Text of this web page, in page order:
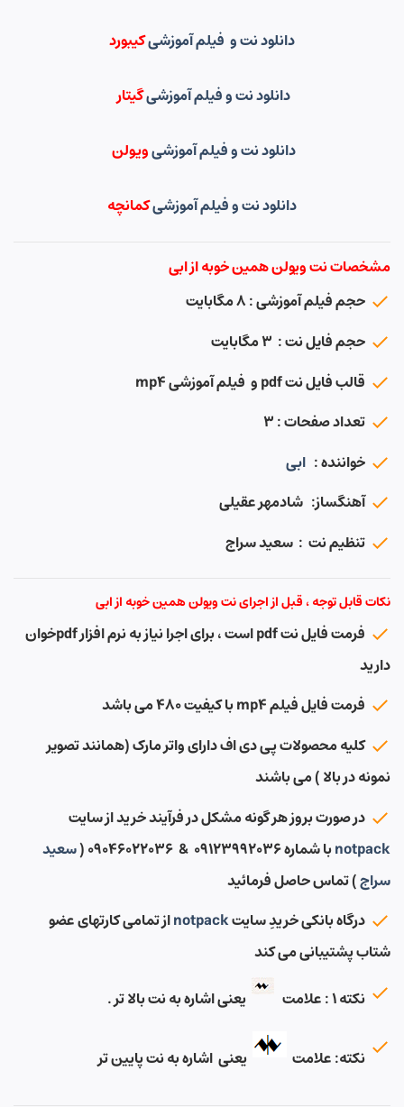
دانلود نت و فیلم آموزشیکیبورد
دانلود نت و فیلم آموزشیگیتار
دانلود نت و فیلم آموزشیویولن
دانلود نت و فیلم آموزشیکمانچه
مشخصات نت ویولن همین خوبه از ابی
حجم فیلم آموزشی : ۸ مگابایت
حجم فایل نت : ۳ مگابایت
قالب فایل نت pdf و فیلم آموزشی mp4
تعداد صفحات : ۳
خواننده : ابی
آهنگساز: شادمهر عقیلی
تنظیم نت : سعید سراج
نکات قابل توجه ، قبل از اجرای نت ویولن همین خوبه از ابی
فرمت فایل نت pdf است ، برای اجرا نیاز به نرم افزار pdfخوان
دارید
فرمت فایل فیلم mp4 با کیفیت ۴۸۰ می باشد
کلیه محصولات پی دی اف دارای واتر مارک (همانند تصویر
نمونه در بالا ) می باشند
در صورت بروز هر گونه مشکل در فرآیند خرید از سایت
notpackبا شماره ۰۹۱۲۳۹۹۲۰۳۶ & ۰۹۰۴۶۰۲۲۰۳۶ (
سعید
سراج) تماس حاصل فرمائید
درگاه بانکی خریدِ سایتnotpackاز تمامی کارتهای عضو
شتاب پشتیبانی می کند
نکته ۱ : علامت
یعنی اشاره به نت بالا تر .
نکته: علامت یعنی اشاره به نت پایین تر